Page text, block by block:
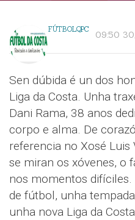
FÚTBOLQPC 09:50
Sen dúbida é un dos
Liga da Costa. Unha
Dani Rama, 38 anos
corpo e alma. De
referencia no Xosé Luis
se miran os xóvenes, o
nos momentos difíciles.
de fútbol, unha
unha nova Liga da